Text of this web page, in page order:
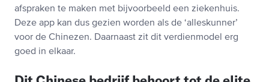
afspraken te maken met bijvoorbeeld een ziekenhuis.
Deze app kan dus gezien worden als de ‘alleskunner’
voor de Chinezen. Daarnaast zit dit verdienmodel erg
goed in elkaar.